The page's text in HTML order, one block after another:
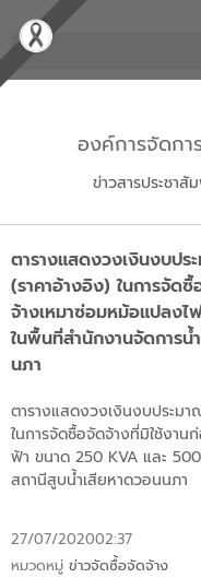
องค์การจัดกา
ข่าวสารประชา
ตารางแสดงวงเงินงบปร
(ราคาอ้างอิง) ในการจัด
จ้างเหมาซ่อมหม้อแปลง
ในพื้นที่สำนักงานจัดการน้
นภา
ตารางแสดงวงเงินงบประมา
ในการจัดซื้อจัดจ้างที่มิใช้งาน
ฟ้า ขนาด 250 KVA และ
สถานีสูบน้ำเสียหาดวอนนภา
27/07/202002:37
หมวดหมู่ ข่าวจัดซื้อจัดจ้าง